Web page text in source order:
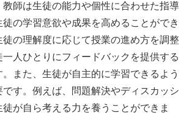
師は生徒の能力や個性に合わせた指導
の学習意欲や成果を高めることができ
徒の理解度に応じて授業の進め方を調整
人ひとりにフィードバックを提供する
また、生徒が自主的に学習できるよう
す。例えば、問題解決やディスカッシ
徒が自ら考える力を養うことができま